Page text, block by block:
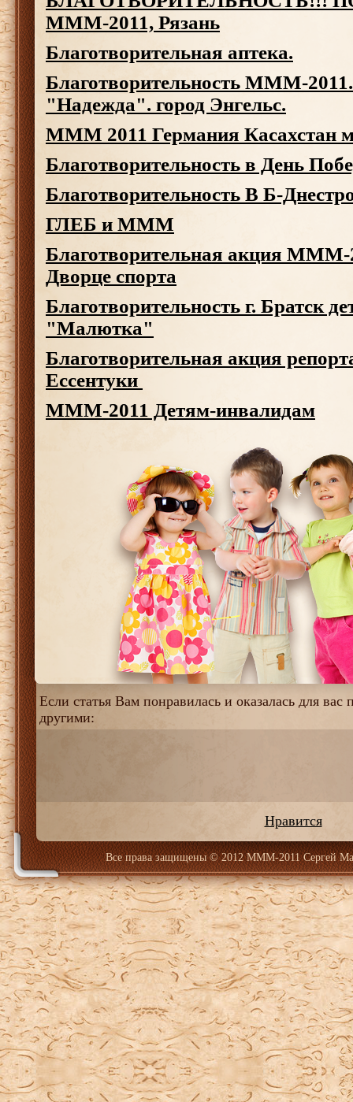
МММ-2011, Рязань
Благотворительная аптека.
Благотворительность МММ-
"Надежда". город Энгельс.
MMM 2011 Германия Касахстан
Благотворительность в День
Благотворительность В Б-
ГЛЕБ и МММ
Благотворительная акция МММ-
Дворце спорта
Благотворительность г. Братск
"Малютка"
Благотворительная акция
Ессентуки
МММ-2011 Детям-инвалидам
Если статья Вам понравилась и оказалась для вас
другими:
Нравится
Все права защищены© 2012 МММ-2011 Сергей